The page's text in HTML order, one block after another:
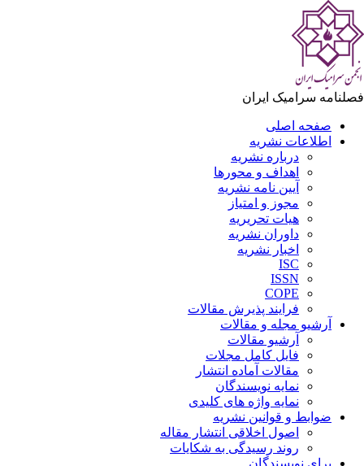
سرامیک ایران
صفحه اصلی
اطلاعات نشریه
درباره نشریه
اهداف و محورها
آیین نامه نشریه
مجوز و امتیاز
هیات تحریریه
داوران نشریه
اخبار نشریه
ISC
ISSN
COPE
فرایند پذیرش مقالات
آرشیو مجله و مقالات
آرشیو مقالات
فایل کامل مجلات
مقالات آماده انتشار
نمایه نویسندگان
نمایه واژه های کلیدی
ضوابط و قوانین نشریه
اصول اخلاقی انتشار مقاله
روند رسیدگی به شکایات
برای نویسندگان